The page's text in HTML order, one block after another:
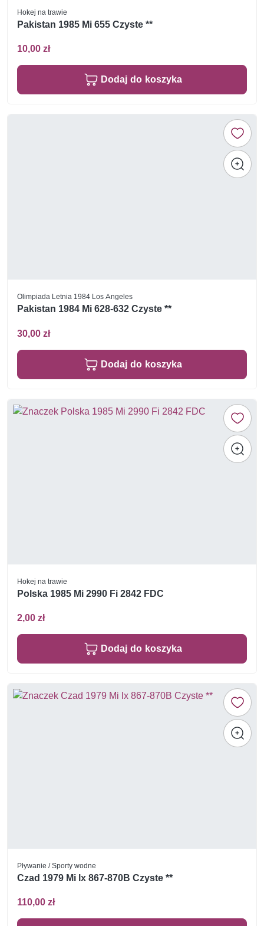
Hokej na trawie
Pakistan 1985 Mi 655 Czyste **
10,00 zł
Dodaj do koszyka
Olimpiada Letnia 1984 Los Angeles
Pakistan 1984 Mi 628-632 Czyste **
30,00 zł
Dodaj do koszyka
Hokej na trawie
Polska 1985 Mi 2990 Fi 2842 FDC
2,00 zł
Dodaj do koszyka
Pływanie / Sporty wodne
Czad 1979 Mi lx 867-870B Czyste **
110,00 zł